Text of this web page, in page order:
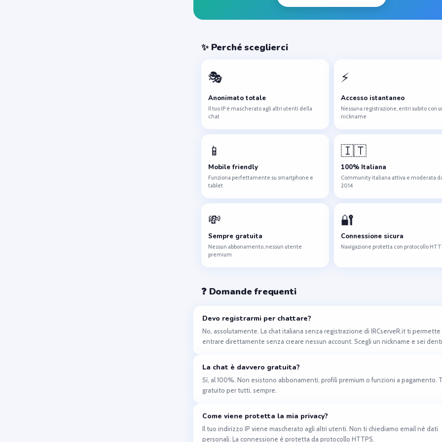
✨ Perché sceglierci
🎭
Anonimato totale
Il tuo IP è mascherato agli altri utenti della
chat
⚡
Accesso istantaneo
Nessuna registrazione, entri subito con
nickname
📱
Mobile friendly
Funziona perfettamente su smartphone e
tablet
🇮🇹
100% Italiana
Community italiana attiva e moderata
2014
💸
Sempre gratuita
Nessun abbonamento, nessun utente
premium
🔐
Connessione sicura
Navigazione protetta con protocollo
❓ Domande frequenti
Devo registrarmi per chattare?
No, assolutamente. La chat italiana senza registrazione di IRCserveR.it ti permette
entrare direttamente senza creare nessun account. Scegli un nickname e sei
La chat è davvero gratuita?
Sì, al 100%. Non esistono abbonamenti, profili premium o funzioni a pagamento.
gratuito per tutti, sempre.
Come viene protetta la mia privacy?
Il tuo indirizzo IP viene mascherato agli altri utenti. Non ti chiediamo email né dati
personali. La connessione è protetta da protocollo HTTPS.